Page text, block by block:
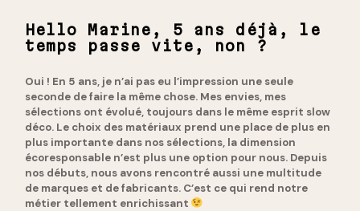
Hello Marine, 5 ans déjà, le
temps passe vite, non ?
Oui ! En 5 ans, je n’ai pas eu l’impression une seule
seconde de faire la même chose. Mes envies, mes
sélections ont évolué, toujours dans le même esprit slow
déco. Le choix des matériaux prend une place de plus en
plus importante dans nos sélections, la dimension
écoresponsable n’est plus une option pour nous. Depuis
nos débuts, nous avons rencontré aussi une multitude
de marques et de fabricants. C’est ce qui rend notre
métier tellement enrichissant